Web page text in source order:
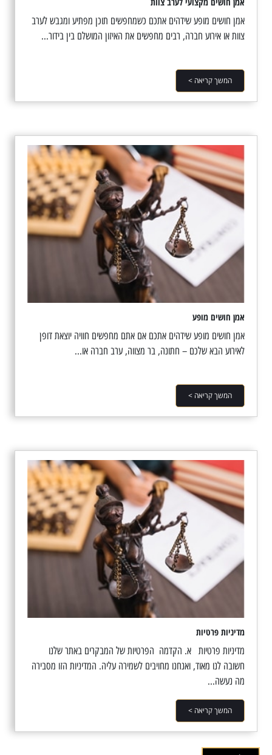
אמן חושים מופע שידהים אתכם כשמחפשים תוכן מפתיע ומגבש לערב
צוות או אירוע חברה, רבים מחפשים את האיזון המושלם בין בידור...
המשך קריאה >
אמן חושים מופע
אמן חושים מופע שידהים אתכם אם אתם מחפשים חוויה יוצאת דופן
לאירוע הבא שלכם – חתונה, בר מצווה, ערב חברה או...
המשך קריאה >
מדיניות פרטיות
מדיניות פרטיות א. הקדמה הפרטיות של המבקרים באתר שלנו
חשובה לנו מאוד, ואנחנו מחויבים לשמירה עליה. המדיניות הזו מסבירה
מה נעשה...
המשך קריאה >